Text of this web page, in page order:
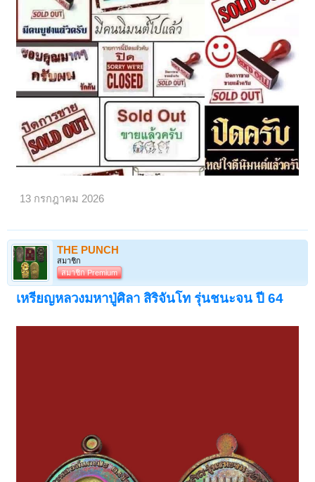
มวลสารที่นำมาจัดสร้างพระรุ่นนี้ ถือเป็นจุดเด่นที่ทำให้ศิษย์สายวัดบางนม
โคและวัดท่าซุงตามเก็บกันมาก เนื่องจากผสมผสานวัตถุอาถรรพ์และผง
วิเศษไว้มากมาย ประกอบด้วย:
ผงวิเศษเก่าของหลวงพ่อปาน: ชนวนผงอุดดั้งเดิม (ผงพุทธคุณ 5 ประการ
ได้แก่ ผงปถมัง, ผงอิทธิเจ, ผงตรีนิสิงเห, ผงมหาราช และผงพุทธคุณ) ที่ทาง
วัดเก็บรักษาไว้ รวมถึงผงจากองค์พระยุคเก่าที่แตกหักชำรุดนำมาบด
ละเอียดผสมลงไป
ผงยันต์เกราะเพชร: ผงลบยันต์ตามตำรับวิชาเกราะเพชรสายวัดบางนมโค
ดินขุยปูและดินนวล: ดินตามสูตรโบราณที่ใช้ในการทำพระเนื้อดินเผา นำ
มากรองละเอียดเพื่อให้เนื้อพระมีความหนาแน่นและแกร่งเมื่อผ่านการเผา
ผงพุทธคุณจากพระเกจิอาจารย์: ผงวิเศษที่รวบรวมจากพระคณาจารย์ใน
จังหวัดพระนครศรีอยุธยาและศิษย์สายหลวงพ่อปานที่ส่งมาร่วมจัดสร้าง
ครูบาอาจารย์ผู้ปลุกเสก (พิธีพุทธาภิเษก)
วัดบางนมโคและพระเกจิอาจารย์ชื่อดังในยุคนั้นร่วมนั่งปรกอธิษฐานจิตปลุก
เสก โดยมีรายนามสำคัญดังนี้:
หลวงพ่อฤาษีลิงดำ (พระราชพรหมยาน) วัดท่าซุง จ.อุทัยธานี: ศิษย์เอกสาย
ตรงของหลวงพ่อปาน เป็นประธานใหญ่ในพิธีอธิษฐานจิตปลุกเสกอย่างเป็น
ทางการ ท่านได้อัญเชิญบารมีองค์สมเด็จพระสัมมาสัมพุทธเจ้า และบารมี
ของหลวงพ่อปาน วัดบางนมโค มาร่วมแผ่เมตตาจิตอย่างเต็มสูตร
หลวงพ่อปาน วัดบางนมโค
และยังมีพระเกจิอาจารย์ชื่อดังในเขตจังหวัดพระนครศรีอยุธยาร่วมพิธีสวด
เจริญพระพุทธมนต์และนั่งปรกอีกหลายรูป ทำให้พระรุ่นนี้มีกระแสพลัง
พุทธคุณเข้มขลังไม่ต่างจากรุ่นแรก ทั้งยังได้อานุภาพแห่งยันต์เกราะเพชร
คุ้มครองป้องกันภัยจากสิ่งอัปมงคล ไสยศาสตร์ และภัยพิบัติต่างๆ ได้รอบ
13 กรกฎาคม 2026
THE PUNCH
สมาชิก
สมาชิก Premium
เหรียญหลวงมหาปู่ศิลา สิริจันโท รุ่นชนะจน ปี 64